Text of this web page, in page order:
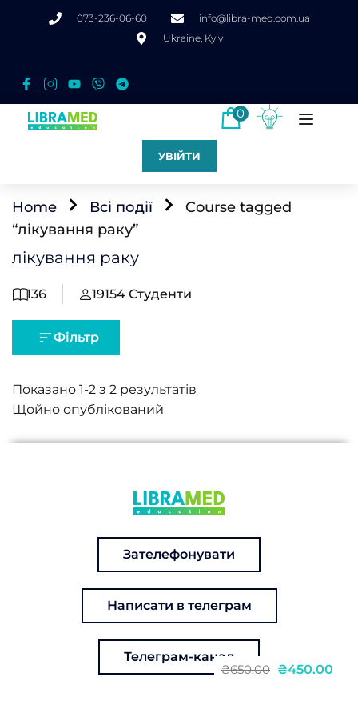
073-236-06-60
info@libra-med.com.ua
Ukraine, Kyiv
0
УВІЙТИ
Home Всі події
Course tagged
“лікування раку”
лікування раку
136 19154 Студенти
Фільтр
Показано 1-2 з 2 результатів
₴650.00 ₴450.00
Зателефонувати
Написати в телеграм
Телеграм-канал